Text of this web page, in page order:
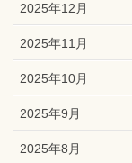
2025年12月
2025年11月
2025年10月
2025年9月
2025年8月